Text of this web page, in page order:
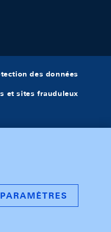
des données
et sites frauduleux